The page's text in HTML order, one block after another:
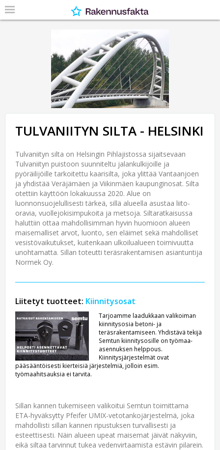
TULVANIITYN SILTA - HELSINKI
Tulvaniityn silta on Helsingin Pihlajistossa sijaitsevaan
Tulvaniityn puistoon suunniteltu jalankulkijoille ja
pyöräilijöille tarkoitettu kaarisilta, joka ylittää Vantaanjoen
ja yhdistää Veräjämäen ja Viikinmäen kaupunginosat. Silta
otettiin käyttöön lokakuussa 2020. Alue on
luonnonsuojelullisesti tärkeä, sillä alueella asustaa liito-
oravia, vuollejokisimpukoita ja metsoja. Siltaratkaisussa
haluttiin ottaa mahdollisimman hyvin huomioon alueen
maisemalliset arvot, luonto, sen eläimet sekä mahdolliset
vesistövaikutukset, kuitenkaan ulkoilualueen toimivuutta
unohtamatta. Sillan toteutti teräsrakentamisen asiantuntija
Normek Oy.
Liitetyt tuotteet: Kiinnitysosat
Tarjoamme laadukkaan valikoiman
kiinnitysosia betoni- ja
teräsrakentamiseen. Yhdistävä tekijä
Semtun kiinnitysosille on työmaa-
asennuksen helppous.
Kiinnitysjärjestelmät ovat
pääsääntöisesti kierteisiä järjestelmiä, jolloin esim.
työmaahitsauksia ei tarvita.
Sillan kannen tukemiseen valikoitui Semtun toimittama
ETA-hyväksytty Pfeifer UMIX-vetotankojärjestelmä, joka
mahdollisti sillan kannen ripustuksen turvallisesti ja
esteettisesti. Näin alueen upeat maisemat jäivät näkyviin,
eikä siltaa tarvinnut tukea vedenvirtaamista estävin pilarein.